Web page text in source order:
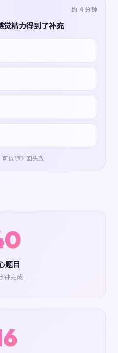
约 4 分钟
觉精力得到了补充
以随时回头改
题目
钟完成